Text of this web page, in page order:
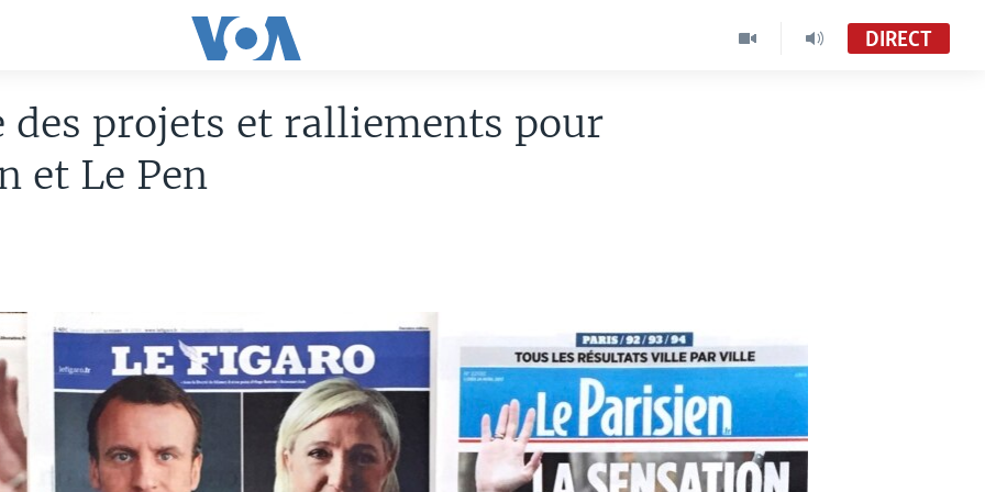
DIRECT
des projets et ralliements pour
et Le Pen